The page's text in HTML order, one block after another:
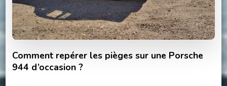
Comment repérer les pièges sur une Porsche
944 d’occasion ?